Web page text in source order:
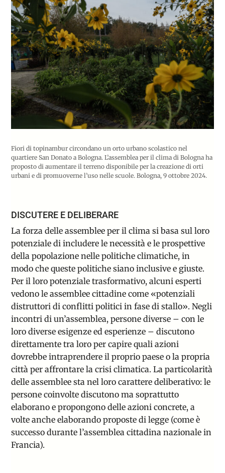
Fiori di topinambur circondano un orto urbano scolastico nel
quartiere San Donato a Bologna. L’assemblea per il clima di Bologna ha
proposto di aumentare il terreno disponibile per la creazione di orti
urbani e di promuoverne l’uso nelle scuole. Bologna, 9 ottobre 2024.
DISCUTERE E DELIBERARE
La forza delle assemblee per il clima si basa sul loro
potenziale di includere le necessità e le prospettive
della popolazione nelle politiche climatiche, in
modo che queste politiche siano inclusive e giuste.
Per il loro potenziale trasformativo, alcuni esperti
vedono le assemblee cittadine come «potenziali
distruttori di conflitti politici in fase di stallo». Negli
incontri di un’assemblea, persone diverse – con le
loro diverse esigenze ed esperienze – discutono
direttamente tra loro per capire quali azioni
dovrebbe intraprendere il proprio paese o la propria
città per affrontare la crisi climatica. La particolarità
delle assemblee sta nel loro carattere deliberativo: le
persone coinvolte discutono ma soprattutto
elaborano e propongono delle azioni concrete, a
volte ancheelaborando proposte di legge (come è
successo durante l’assemblea cittadina nazionale in
Francia).